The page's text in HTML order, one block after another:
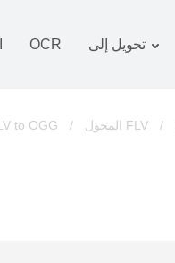
تحويل إلى OCR
/
/
to OGG